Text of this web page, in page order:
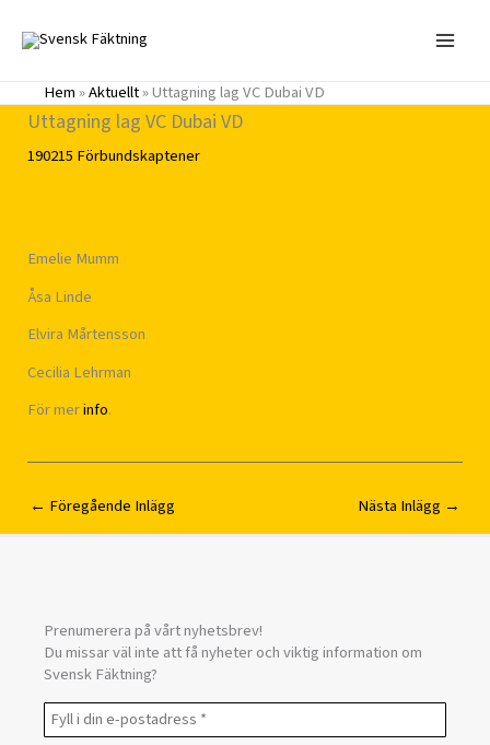
innehåll
Hem»Aktuellt»Uttagning lag VC Dubai VD
Uttagning lag VC Dubai VD
190215 Förbundskaptener
Emelie Mumm
Åsa Linde
Elvira Mårtensson
Cecilia Lehrman
För merinfo.
← Föregående Inlägg Nästa Inlägg →
Prenumerera på vårt nyhetsbrev!
Du missar väl inte att få nyheter och viktig information om
Svensk Fäktning?